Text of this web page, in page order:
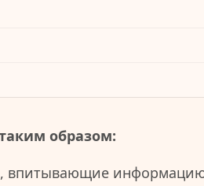
образом:
информацию